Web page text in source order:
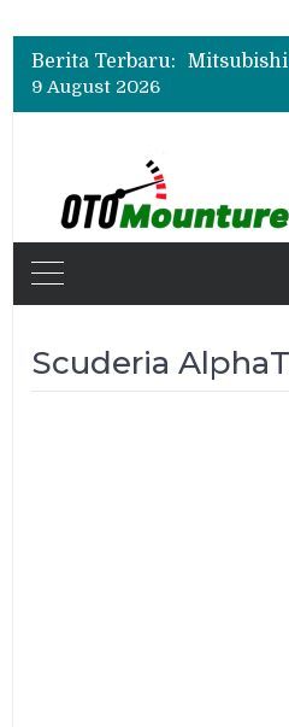
Berita Terbaru:
9 August 2026
Scuderia